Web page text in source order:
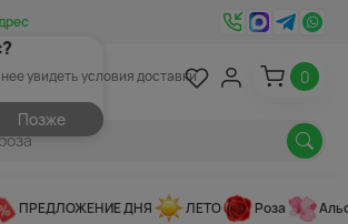
увидеть условия доставки
Позже
0
ПРЕДЛОЖЕНИЕ ДНЯ ЛЕТО Роза